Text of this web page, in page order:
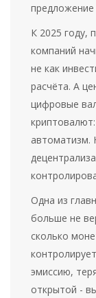
предложение
К 2025 году,
компаний
не как
расчёта. А
цифровые
автоматизм.
Одна из
больше не
сколько
эмиссию,
открытой -